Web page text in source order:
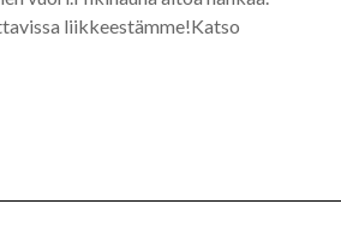
liikkeestämme!Katso